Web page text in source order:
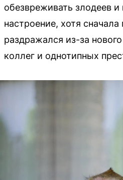
обезвреживать злодеев и
настроение, хотя сначала
раздражался из-за
коллег и однотипных